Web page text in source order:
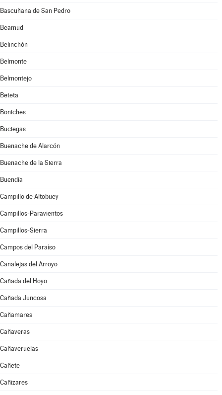
Bascuñana de San Pedro
Beamud
Belinchón
Belmonte
Belmontejo
Beteta
Boniches
Buciegas
Buenache de Alarcón
Buenache de la Sierra
Buendía
Campillo de Altobuey
Campillos-Paravientos
Campillos-Sierra
Campos del Paraíso
Canalejas del Arroyo
Cañada del Hoyo
Cañada Juncosa
Cañamares
Cañaveras
Cañaveruelas
Cañete
Cañizares